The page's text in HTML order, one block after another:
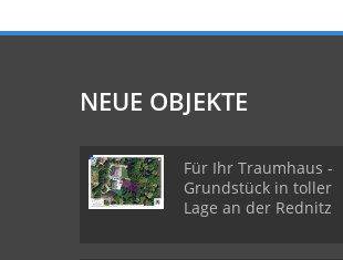
NEUE OBJEKTE
Für Ihr Traumhaus -
Grundstück in toller
Lage an der Rednitz